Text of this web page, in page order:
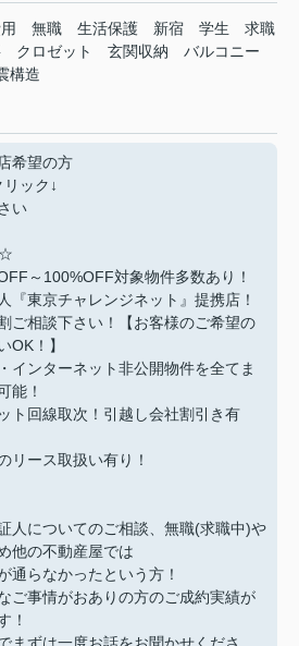
無職 生活保護 新宿 学生
求職
クロゼット 玄関収納
バルコニー
構造
希望の方
ック↓
い
～100%OFF対象物件多数あり！
『東京チャレンジネット』提携店！
ご相談下さい！【お客様のご希望の
OK！】
インターネット非公開物件を全てま
能！
ト回線取次！引越し会社割引き有
リース取扱い有り！
人についてのご相談、無職(求職中)や
他の不動産屋では
通らなかったという方！
ご事情がおありの方のご成約実績が
！